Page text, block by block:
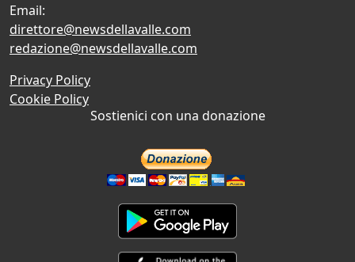
Email:
direttore@newsdellavalle.com
redazione@newsdellavalle.com
Privacy Policy
Cookie Policy
Sostienici con una donazione